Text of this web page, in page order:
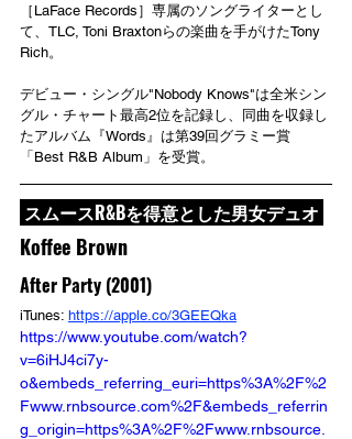
［LaFace Records］専属のソングライターとし
て、TLC, Toni Braxtonらの楽曲を手がけたTony
Rich。
デビュー・シングル"Nobody Knows"は全米シン
グル・チャート最高2位を記録し、同曲を収録し
たアルバム『Words』は第39回グラミー賞
「Best R&B Album」を受賞。
スムースR&Bを得意とした男女デュオ
Koffee Brown
After Party (2001)
iTunes: https://apple.co/3GEEQka
https://www.youtube.com/watch?
v=6iHJ4ci7y-
o&embeds_referring_euri=https%3A%2F%2
Fwww.rnbsource.com%2F&embeds_referrin
g_origin=https%3A%2F%2Fwww.rnbsource.